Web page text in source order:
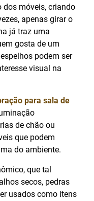
dos móveis, criando
apenas girar o
já traz uma
gosta de um
podem ser
visual na
para sala de
de chão ou
que podem
do ambiente.
que tal
secos, pedras
usados como itens